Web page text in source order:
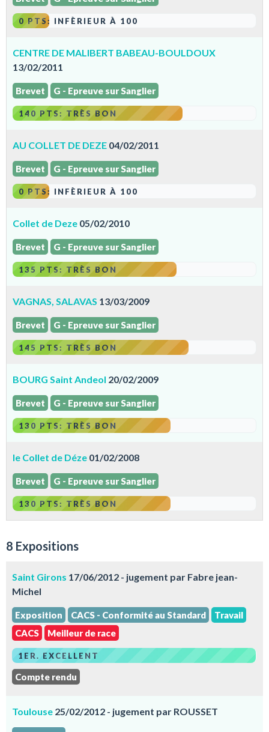
0 PTS: INFÈRIEUR À 100
CENTRE DE MALIBERT BABEAU-BOULDOUX
13/02/2011
Brevet G - Epreuve sur Sanglier
140 PTS: TRÈS BON
AU COLLET DE DEZE 04/02/2011
Brevet G - Epreuve sur Sanglier
0 PTS: INFÈRIEUR À 100
Collet de Deze 05/02/2010
Brevet G - Epreuve sur Sanglier
135 PTS: TRÈS BON
VAGNAS, SALAVAS 13/03/2009
Brevet G - Epreuve sur Sanglier
145 PTS: TRÈS BON
BOURG Saint Andeol 20/02/2009
Brevet G - Epreuve sur Sanglier
130 PTS: TRÈS BON
le Collet de Déze 01/02/2008
Brevet G - Epreuve sur Sanglier
130 PTS: TRÈS BON
8 Expositions
Saint Girons 17/06/2012 - jugement par Fabre jean-
Michel
Exposition CACS - Conformité au Standard
Travail
CACS
Meilleur de race
1ER. EXCELLENT
Compte rendu
Toulouse 25/02/2012 - jugement par ROUSSET